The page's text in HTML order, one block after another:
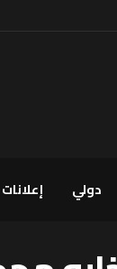
دولي إعلانات